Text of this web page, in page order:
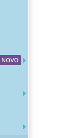
NOVO